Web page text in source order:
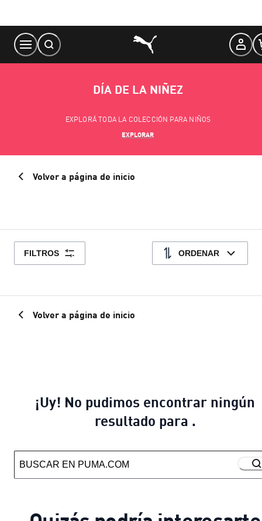
Content
DÍA DE LA NIÑEZ
EXPLORÁ TODA LA COLECCIÓN PARA NIÑOS
EXPLORAR
Volver a página de inicio
FILTROS ORDENAR
Volver a página de inicio
¡Uy! No pudimos encontrar ningún
resultado para .